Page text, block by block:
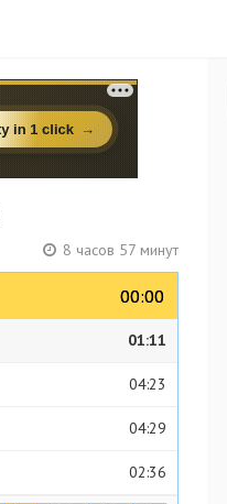
8 часов 57 минут
00:00
00:00
01:11
04:23
04:29
02:36